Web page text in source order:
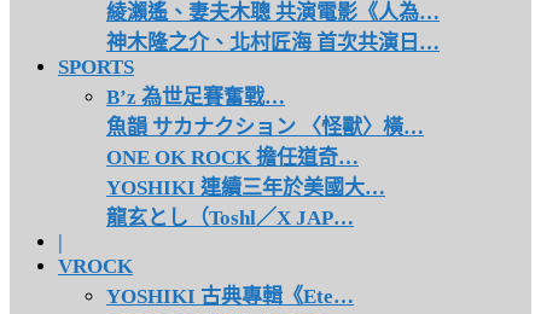
綾瀨遙、妻夫木聰 共演電影《人為…
神木隆之介、北村匠海 首次共演日…
SPORTS
B’z 為世足賽奮戰…
魚韻 サカナクション 〈怪獸〉橫…
ONE OK ROCK 擔任道奇…
YOSHIKI 連續三年於美國大…
龍玄とし（Toshl／X JAP…
VROCK
YOSHIKI 古典專輯《Ete…